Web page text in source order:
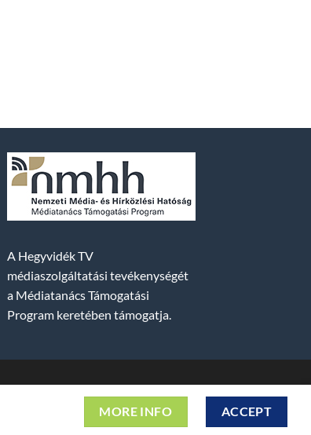
A Hegyvidék TV
médiaszolgáltatási tevékenységét
a Médiatanács Támogatási
Program keretében támogatja.
01-09-882523 | A weboldal 256 bit
MORE INFO ACCEPT